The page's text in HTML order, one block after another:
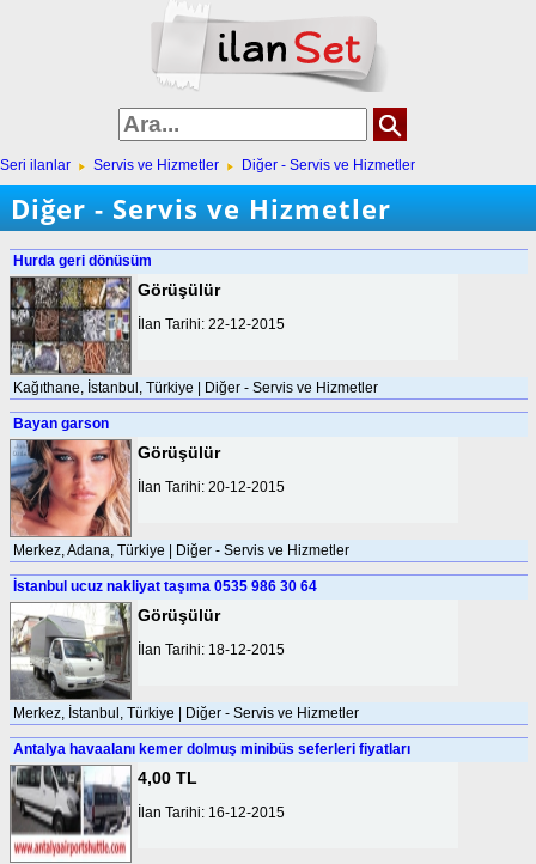
Seri ilanlar Servis ve Hizmetler Diğer - Servis ve Hizmetler
Diğer - Servis ve Hizmetler
Hurda geri dönüsüm
Görüşülür
İlan Tarihi: 22-12-2015
Kağıthane, İstanbul, Türkiye | Diğer - Servis ve Hizmetler
Bayan garson
Görüşülür
İlan Tarihi: 20-12-2015
Merkez, Adana, Türkiye | Diğer - Servis ve Hizmetler
İstanbul ucuz nakliyat taşıma 0535 986 30 64
Görüşülür
İlan Tarihi: 18-12-2015
Merkez, İstanbul, Türkiye | Diğer - Servis ve Hizmetler
Antalya havaalanı kemer dolmuş minibüs seferleri fiyatları
4,00 TL
İlan Tarihi: 16-12-2015